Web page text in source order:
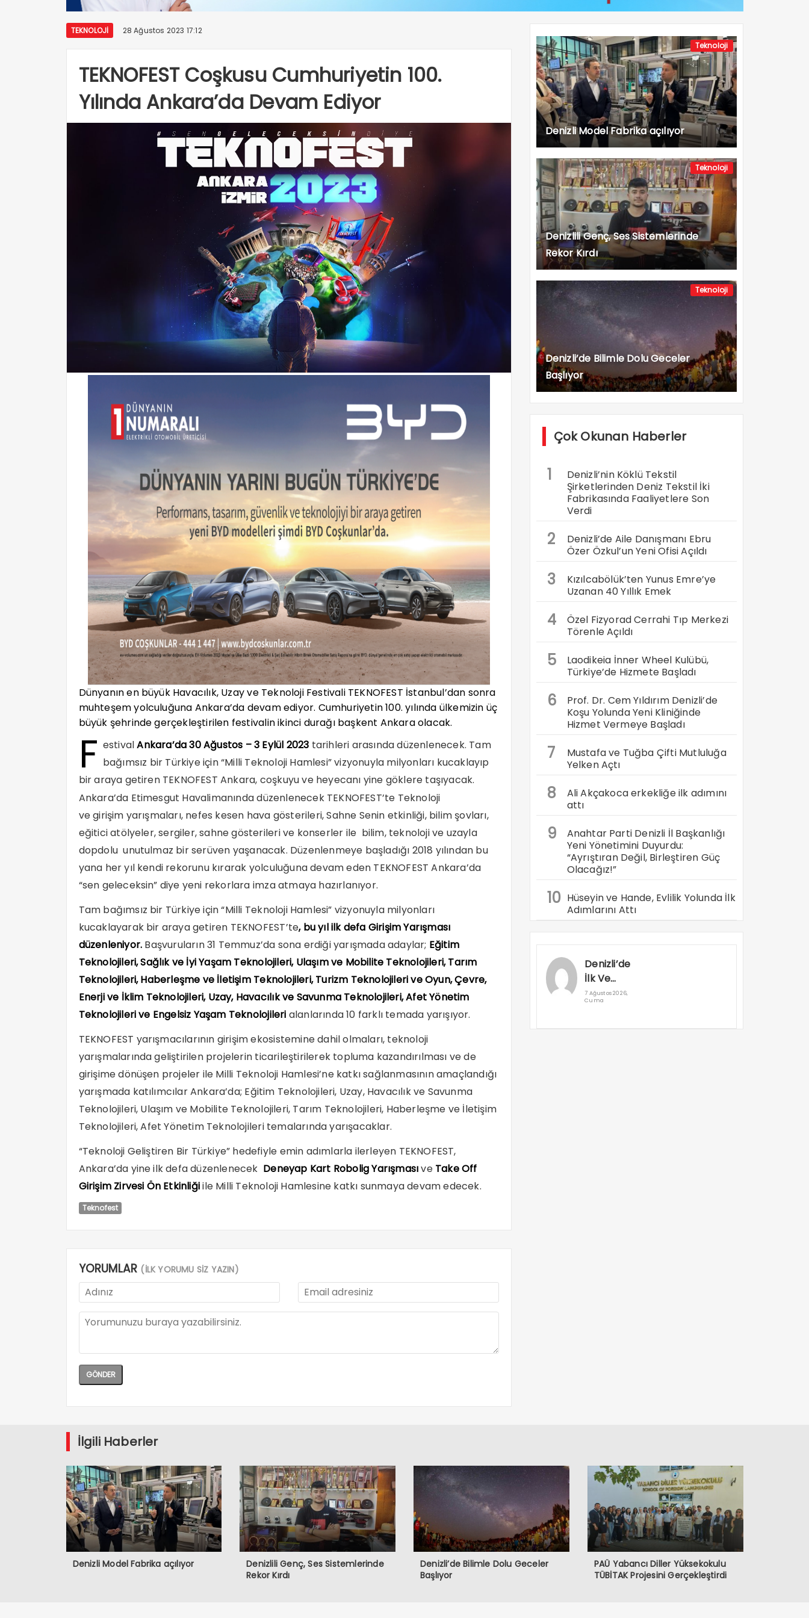
TEKNOLOJI 28 Ağustos 2023 17:12
TEKNOFEST Coşkusu Cumhuriyetin 100.
Yılında Ankara’da Devam Ediyor
Dünyanın en büyük Havacılık, Uzay ve Teknoloji Festivali TEKNOFEST İstanbul’dan sonra
muhteşem yolculuğuna Ankara’da devam ediyor. Cumhuriyetin 100. yılında ülkemizin üç
büyük şehrinde gerçekleştirilen festivalin ikinci durağı başkent Ankara olacak.
F estivalAnkara’da 30 Ağustos – 3 Eylül 2023 tarihleri arasında düzenlenecek. Tam
bağımsız bir Türkiye için “Milli Teknoloji Hamlesi” vizyonuyla milyonları kucaklayıp
bir araya getiren TEKNOFEST Ankara, coşkuyu ve heyecanı yine göklere taşıyacak.
Ankara’da Etimesgut Havalimanında düzenlenecek TEKNOFEST’te Teknoloji
ve girişim yarışmaları, nefes kesen hava gösterileri, Sahne Senin etkinliği, bilim şovları,
eğitici atölyeler, sergiler, sahne gösterileri ve konserler ile bilim, teknoloji ve uzayla
dopdolu unutulmaz bir serüven yaşanacak. Düzenlenmeye başladığı 2018 yılından bu
yana her yıl kendi rekorunu kırarak yolculuğuna devam eden TEKNOFEST Ankara’da
“sen geleceksin” diye yeni rekorlara imza atmaya hazırlanıyor.
Tam bağımsız bir Türkiye için “Milli Teknoloji Hamlesi” vizyonuyla milyonları
kucaklayarak bir araya getiren TEKNOFEST’te, bu yıl ilk defa Girişim Yarışması
düzenleniyor. Başvuruların 31 Temmuz’da sona erdiği yarışmada adaylar; Eğitim
Teknolojileri, Sağlık ve İyi Yaşam Teknolojileri, Ulaşım ve Mobilite Teknolojileri, Tarım
Teknolojileri, Haberleşme ve İletişim Teknolojileri, Turizm Teknolojileri ve Oyun, Çevre,
Enerji ve İklim Teknolojileri, Uzay, Havacılık ve Savunma Teknolojileri, Afet Yönetim
Teknolojileri ve Engelsiz Yaşam Teknolojileri alanlarında 10 farklı temada yarışıyor.
TEKNOFEST yarışmacılarının girişim ekosistemine dahil olmaları, teknoloji
yarışmalarında geliştirilen projelerin ticarileştirilerek topluma kazandırılması ve de
girişime dönüşen projeler ile Milli Teknoloji Hamlesi’ne katkı sağlanmasının amaçlandığı
yarışmada katılımcılar Ankara’da; Eğitim Teknolojileri, Uzay, Havacılık ve Savunma
Teknolojileri, Ulaşım ve Mobilite Teknolojileri, Tarım Teknolojileri, Haberleşme ve İletişim
Teknolojileri, Afet Yönetim Teknolojileri temalarında yarışacaklar.
“Teknoloji Geliştiren Bir Türkiye” hedefiyle emin adımlarla ilerleyen TEKNOFEST,
Ankara’da yine ilk defa düzenlenecek Deneyap Kart Robolig Yarışmasıve Take Off
Girişim Zirvesi Ön Etkinliğiile Milli Teknoloji Hamlesine katkı sunmaya devam edecek.
Teknofest
YORUMLAR (İLK YORUMU SİZ YAZIN)
Teknoloji
Denizli Model Fabrika açılıyor
Teknoloji
Denizlili Genç, Ses Sistemlerinde
Rekor Kırdı
Teknoloji
Denizli’de Bilimle Dolu Geceler
Başlıyor
Çok Okunan Haberler
1
Denizli’nin Köklü Tekstil
Şirketlerinden Deniz Tekstil İki
Fabrikasında Faaliyetlere Son
Verdi
2
Denizli’de Aile Danışmanı Ebru
Özer Özkul’un Yeni Ofisi Açıldı
3
Kızılcabölük’ten Yunus Emre’ye
Uzanan 40 Yıllık Emek
4
Özel Fizyorad Cerrahi Tıp Merkezi
Törenle Açıldı
5
Laodikeia İnner Wheel Kulübü,
Türkiye’de Hizmete Başladı
6
Prof. Dr. Cem Yıldırım Denizli’de
Koşu Yolunda Yeni Kliniğinde
Hizmet Vermeye Başladı
7
Mustafa ve Tuğba Çifti Mutluluğa
Yelken Açtı
8
Ali Akçakoca erkekliğe ilk adımını
attı
9
Anahtar Parti Denizli İl Başkanlığı
Yeni Yönetimini Duyurdu:
“Ayrıştıran Değil, Birleştiren Güç
Olacağız!”
10 Hüseyin ve Hande, Evlilik Yolunda İlk
Adımlarını Attı
Denizli’de
İlk Ve
Tek Olan
7 Ağustos 2026,
Cuma
İlgili Haberler
Denizli Model Fabrika açılıyor
Denizlili Genç, Ses Sistemlerinde
Rekor Kırdı
Denizli’de Bilimle Dolu Geceler
Başlıyor
PAÜ Yabancı Diller Yüksekokulu
TÜBİTAK Projesini Gerçekleştirdi